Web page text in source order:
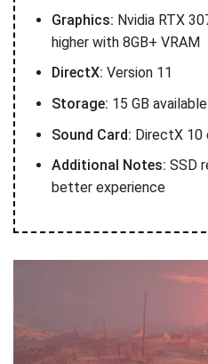
Graphics: Nvidia RTX
higher with 8GB+ VRAM
DirectX: Version 11
Storage: 15 GB
Sound Card: DirectX 10
Additional Notes: SSD
better experience